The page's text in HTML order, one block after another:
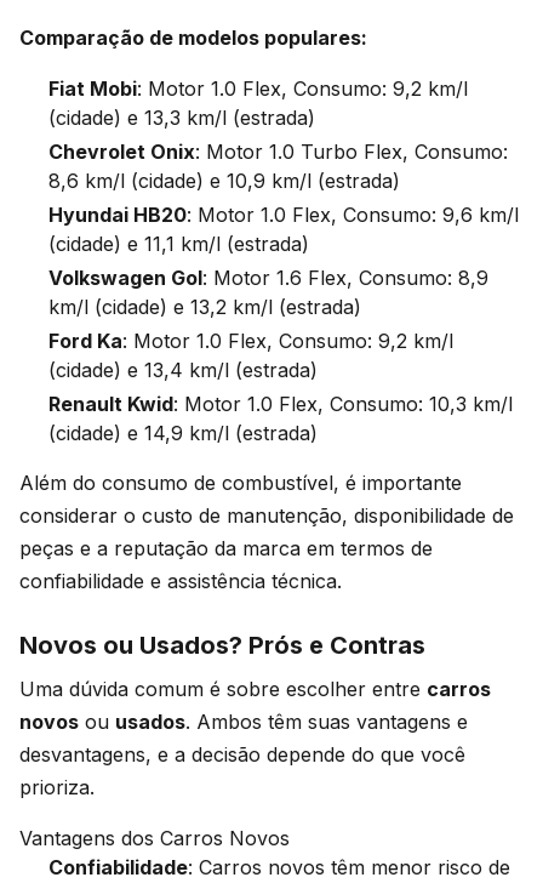
Comparação de modelos populares:
Fiat Mobi: Motor 1.0 Flex, Consumo: 9,2 km/l
(cidade) e 13,3 km/l (estrada)
Chevrolet Onix: Motor 1.0 Turbo Flex, Consumo:
8,6 km/l (cidade) e 10,9 km/l (estrada)
Hyundai HB20: Motor 1.0 Flex, Consumo: 9,6 km/l
(cidade) e 11,1 km/l (estrada)
Volkswagen Gol: Motor 1.6 Flex, Consumo: 8,9
km/l (cidade) e 13,2 km/l (estrada)
Ford Ka: Motor 1.0 Flex, Consumo: 9,2 km/l
(cidade) e 13,4 km/l (estrada)
Renault Kwid: Motor 1.0 Flex, Consumo: 10,3 km/l
(cidade) e 14,9 km/l (estrada)
Além do consumo de combustível, é importante
considerar o custo de manutenção, disponibilidade de
peças e a reputação da marca em termos de
confiabilidade e assistência técnica.
Novos ou Usados? Prós e Contras
Uma dúvida comum é sobre escolher entre carros
novos ou usados. Ambos têm suas vantagens e
desvantagens, e a decisão depende do que você
prioriza.
Vantagens dos Carros Novos
Confiabilidade: Carros novos têm menor risco de